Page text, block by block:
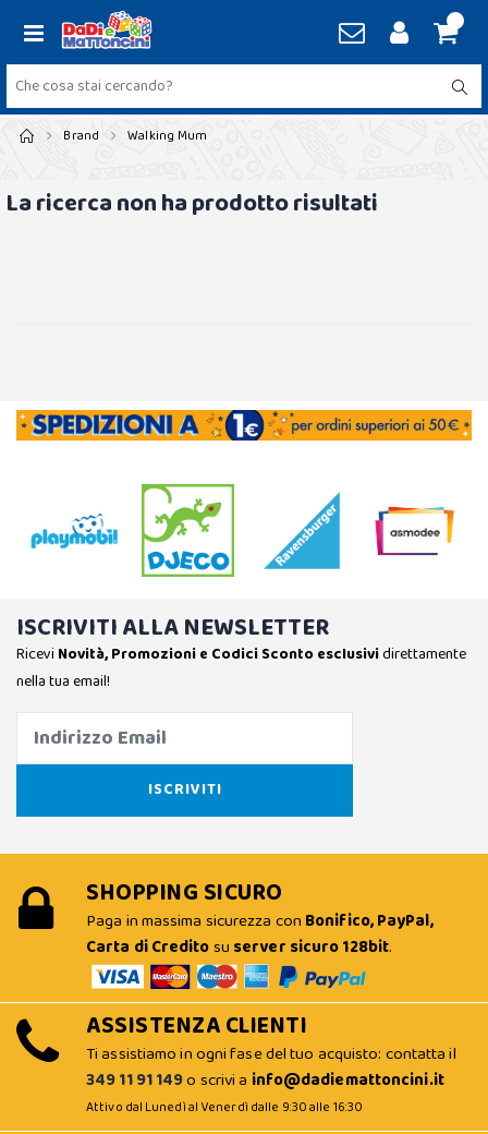
Brand Walking Mum
La ricerca non ha prodotto risultati
ISCRIVITI ALLA NEWSLETTER
Ricevi Novità, Promozioni e Codici Sconto esclusividirettamente
nella tua email!
SHOPPING SICURO
Paga in massima sicurezza con Bonifico, PayPal,
Carta di Creditosu server sicuro 128bit.
ASSISTENZA CLIENTI
Ti assistiamo in ogni fase del tuo acquisto: contatta il
349 11 91 149o scrivi a info@dadiemattoncini.it
Attivo dal Lunedì al Venerdì dalle 9:30 alle 16:30